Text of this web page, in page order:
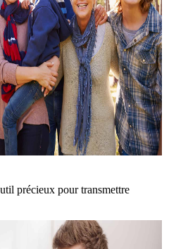
précieux pour transmettre